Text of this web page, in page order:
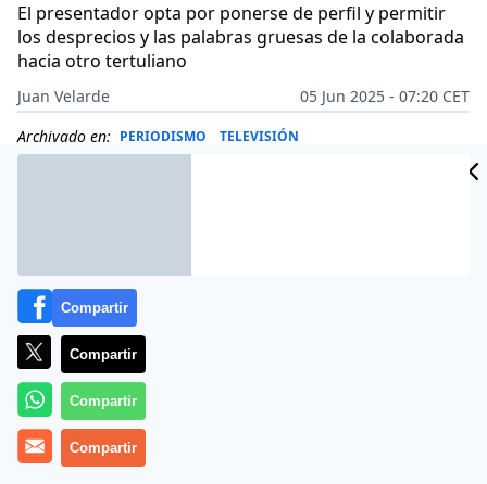
El presentador opta por ponerse de perfil y permitir
los desprecios y las palabras gruesas de la colaborada
hacia otro tertuliano
Juan Velarde
05 Jun 2025 - 07:20 CET
Archivado en: PERIODISMO TELEVISIÓN
Compartir
Compartir
Compartir
Compartir